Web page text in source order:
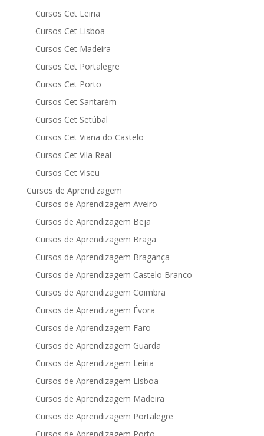
Cursos Cet Leiria
Cursos Cet Lisboa
Cursos Cet Madeira
Cursos Cet Portalegre
Cursos Cet Porto
Cursos Cet Santarém
Cursos Cet Setúbal
Cursos Cet Viana do Castelo
Cursos Cet Vila Real
Cursos Cet Viseu
Cursos de Aprendizagem
Cursos de Aprendizagem Aveiro
Cursos de Aprendizagem Beja
Cursos de Aprendizagem Braga
Cursos de Aprendizagem Bragança
Cursos de Aprendizagem Castelo Branco
Cursos de Aprendizagem Coimbra
Cursos de Aprendizagem Évora
Cursos de Aprendizagem Faro
Cursos de Aprendizagem Guarda
Cursos de Aprendizagem Leiria
Cursos de Aprendizagem Lisboa
Cursos de Aprendizagem Madeira
Cursos de Aprendizagem Portalegre